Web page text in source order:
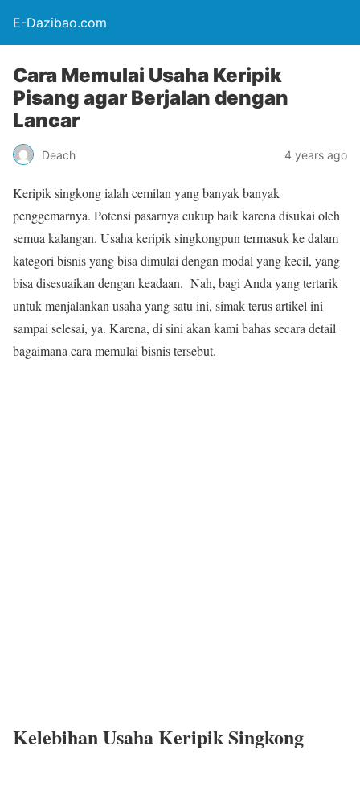
E-Dazibao.com
Cara Memulai Usaha Keripik
Pisang agar Berjalan dengan
Lancar
Deach 4 years ago
Keripik singkong ialah cemilan yang banyak banyak
penggemarnya. Potensi pasarnya cukup baik karena disukai oleh
semua kalangan. Usaha keripik singkongpun termasuk ke dalam
kategori bisnis yang bisa dimulai dengan modal yang kecil, yang
bisa disesuaikan dengan keadaan. Nah, bagi Anda yang tertarik
untuk menjalankan usaha yang satu ini, simak terus artikel ini
sampai selesai, ya. Karena, di sini akan kami bahas secara detail
bagaimana cara memulai bisnis tersebut.
Kelebihan Usaha Keripik Singkong